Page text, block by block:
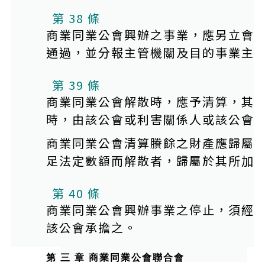
第 38 條
商業同業公會興辦之事業，應另立會
通過，並分報主管機關及目的事業主
第 39 條
商業同業公會解散時，應予清算，其
時，由該公會或利害關係人或該公會
商業同業公會清算賸餘之財產應歸屬
足法定數額而解散者，歸屬於其所加
第 40 條
商業同業公會興辦事業之停止，須經
該公會承擔之。
第 三 章 商業同業公會聯合會